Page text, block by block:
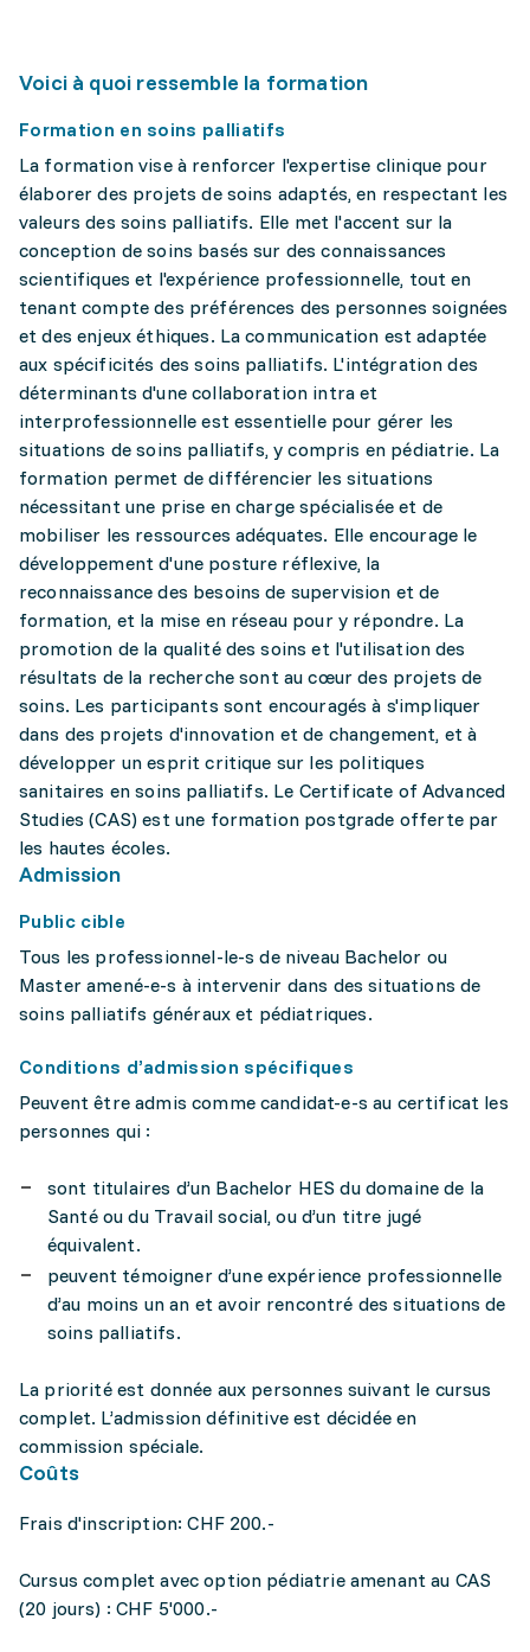
Voici à quoi ressemble la formation
Formation en soins palliatifs
La formation vise à renforcer l'expertise clinique pour
élaborer des projets de soins adaptés, en respectant les
valeurs des soins palliatifs. Elle met l'accent sur la
conception de soins basés sur des connaissances
scientifiques et l'expérience professionnelle, tout en
tenant compte des préférences des personnes soignées
et des enjeux éthiques. La communication est adaptée
aux spécificités des soins palliatifs. L'intégration des
déterminants d'une collaboration intra et
interprofessionnelle est essentielle pour gérer les
situations de soins palliatifs, y compris en pédiatrie. La
formation permet de différencier les situations
nécessitant une prise en charge spécialisée et de
mobiliser les ressources adéquates. Elle encourage le
développement d'une posture réflexive, la
reconnaissance des besoins de supervision et de
formation, et la mise en réseau pour y répondre. La
promotion de la qualité des soins et l'utilisation des
résultats de la recherche sont au cœur des projets de
soins. Les participants sont encouragés à s'impliquer
dans des projets d'innovation et de changement, et à
développer un esprit critique sur les politiques
sanitaires en soins palliatifs. Le Certificate of Advanced
Studies (CAS) est une formation postgrade offerte par
les hautes écoles.
Admission
Public cible
Tous les professionnel-le-s de niveau Bachelor ou
Master amené-e-s à intervenir dans des situations de
soins palliatifs généraux et pédiatriques.
Conditions d’admission spécifiques
Peuvent être admis comme candidat-e-s au certificat les
personnes qui :
sont titulaires d’un Bachelor HES du domaine de la
Santé ou du Travail social, ou d’un titre jugé
équivalent.
peuvent témoigner d’une expérience professionnelle
d’au moins un an et avoir rencontré des situations de
soins palliatifs.
La priorité est donnée aux personnes suivant le cursus
complet. L’admission définitive est décidée en
commission spéciale.
Coûts
Frais d'inscription: CHF 200.-
Cursus complet avec option pédiatrie amenant au CAS
(20 jours) : CHF 5'000.-